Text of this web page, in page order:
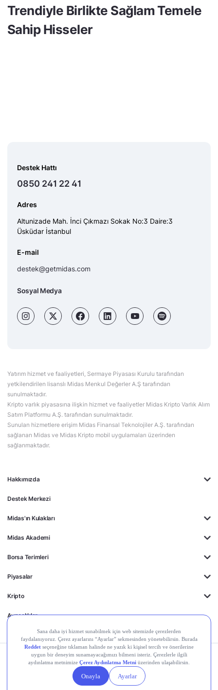
Trendiyle Birlikte Sağlam Temele
Sahip Hisseler
Hakkımızda
Destek Merkezi
Midas'ın Kulakları
Midas Akademi
Borsa Terimleri
Piyasalar
Kripto
Ayrıcalıklar
Destek Hattı
0850 241 22 41
Adres
Altunizade Mah. İnci Çıkmazı Sokak No:3 Daire:3
Üsküdar İstanbul
E-mail
destek@getmidas.com
Sosyal Medya
Yatırım hizmet ve faaliyetleri, Sermaye Piyasası Kurulu tarafından
yetkilendirilen lisanslı Midas Menkul Değerler A.Ş tarafından
sunulmaktadır.
Kripto varlık piyasasına ilişkin hizmet ve faaliyetler Midas Kripto Varlık Alım
Satım Platformu A.Ş. tarafından sunulmaktadır.
Sunulan hizmetlere erişim Midas Finansal Teknolojiler A.Ş. tarafından
sağlanan Midas ve Midas Kripto mobil uygulamaları üzerinden
sağlanmaktadır.
Kişisel Verilerin
Gizlilik
Politikası
Yasal
Duyurular
Çerez